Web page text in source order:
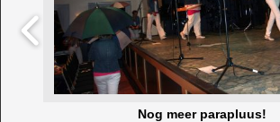
Nog meer parapluus!